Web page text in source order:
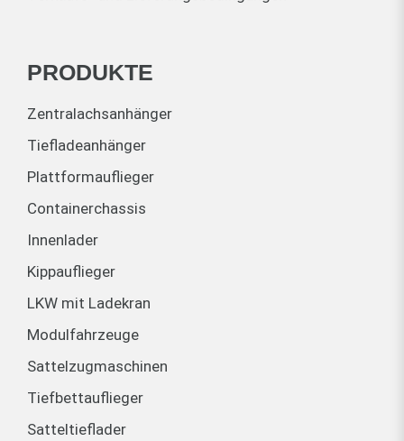
PRODUKTE
Zentralachsanhänger
Tiefladeanhänger
Plattformauflieger
Containerchassis
Innenlader
Kippauflieger
LKW mit Ladekran
Modulfahrzeuge
Sattelzugmaschinen
Tiefbettauflieger
Satteltieflader